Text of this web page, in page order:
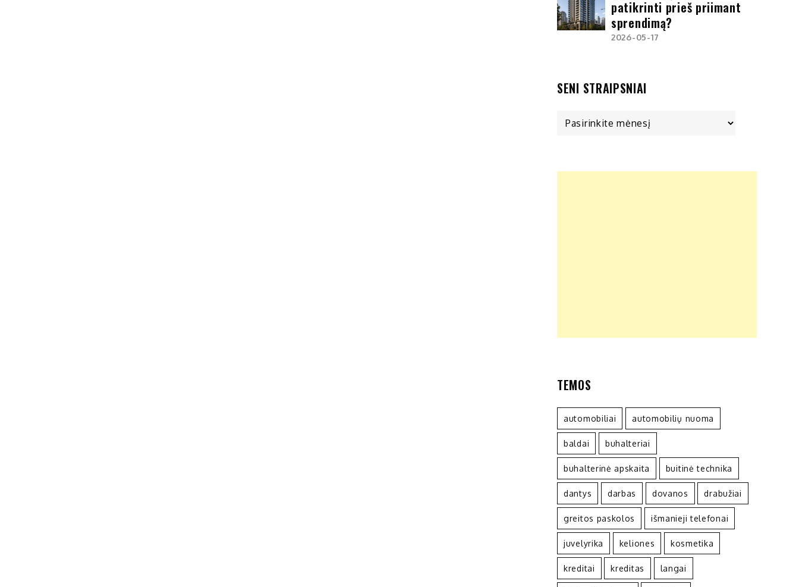
patikrinti prieš priimant
sprendimą?
2026-05-17
SENI STRAIPSNIAI
TEMOS
automobiliai automobilių nuoma
baldai buhalteriai
buhalterinė apskaita buitinė technika
dantys darbas dovanos drabužiai
greitos paskolos išmanieji telefonai
juvelyrika keliones kosmetika
kreditai kreditas langai